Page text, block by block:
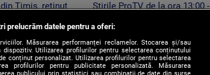
Timiș, reținut
Știrile ProTV de la ora 13:00 -
prelucrăm datele pentru a oferi:
Măsurarea performanței reclamelor. Stocarea și/sau
Utilizarea profilurilor pentru selectarea conținutului
conținut personalizat. Utilizarea profilurilor pentru selectarea
profilurilor pentru publicitate personalizată. Măsurarea